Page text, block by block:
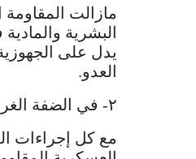
مازالت
البشرية
يدل على
العدو.
٢- في الضفة الغربية:
مع كل إجراءات